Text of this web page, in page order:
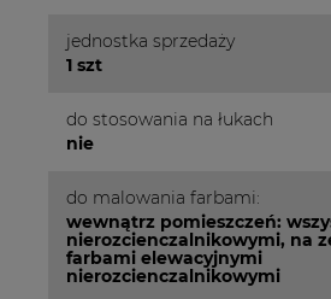
jednostka sprzedaży
1 szt
do stosowania na łukach
nie
do malowania farbami:
wewnątrz pomieszczeń:
nierozcienczalnikowymi, na
farbami elewacyjnymi
nierozcienczalnikowymi